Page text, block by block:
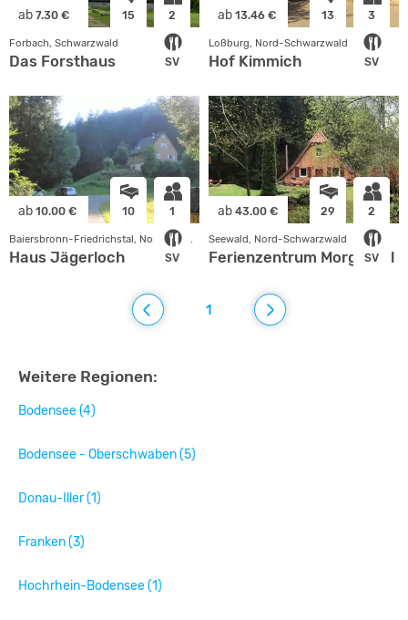
ab 7.30 € 15 2
SV
Forbach, Schwarzwald
Das Forsthaus
ab 13.46 € 13 3
SV
Loßburg, Nord-Schwarzwald
Hof Kimmich
ab 10.00 € 10 1
SV
Haus Jägerloch
ab 43.00 € 29 2
SV
Seewald, Nord-Schwarzwald
Ferienzentrum Morgental
1
Weitere Regionen:
Bodensee (4)
Bodensee - Oberschwaben (5)
Donau-Iller (1)
Franken (3)
Hochrhein-Bodensee (1)